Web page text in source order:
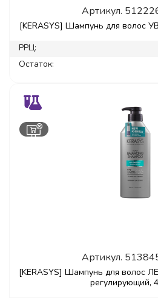
Артикул.
[KERASYS] Шампунь для
РРЦ:
Остаток:
Артикул.
[KERASYS] Шампунь для
регулирующий,